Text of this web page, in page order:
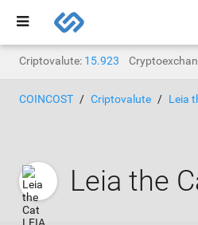
Criptovalute: 15.923
COINCOST Criptovalute Leia
Leia the